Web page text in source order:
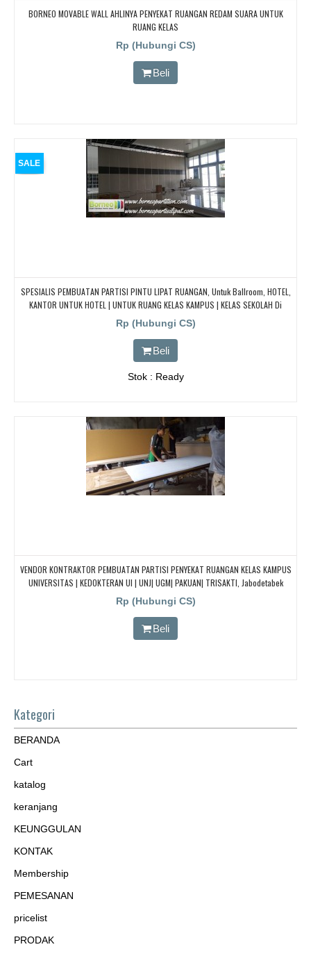
BORNEO MOVABLE WALL AHLINYA PENYEKAT RUANGAN REDAM SUARA UNTUK
RUANG KELAS
Rp (Hubungi CS)
Beli
SALE
SPESIALIS PEMBUATAN PARTISI PINTU LIPAT RUANGAN, Untuk Ballroom, HOTEL,
KANTOR UNTUK HOTEL | UNTUK RUANG KELAS KAMPUS | KELAS SEKOLAH Di
BANDUNG, JAKARTA, BEKASI, TANGERANG
Rp (Hubungi CS)
Beli
Stok : Ready
VENDOR KONTRAKTOR PEMBUATAN PARTISI PENYEKAT RUANGAN KELAS KAMPUS
UNIVERSITAS | KEDOKTERAN UI | UNJ| UGM| PAKUAN| TRISAKTI, Jabodetabek
Rp (Hubungi CS)
Beli
Kategori
BERANDA
Cart
katalog
keranjang
KEUNGGULAN
KONTAK
Membership
PEMESANAN
pricelist
PRODAK